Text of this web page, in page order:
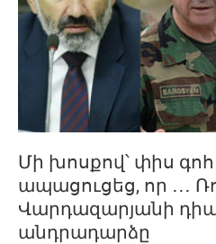
Մի խոսքով՝ փիս
ապացուցեց, որ ․․․
Վարդազարյանի
անդրադարձը